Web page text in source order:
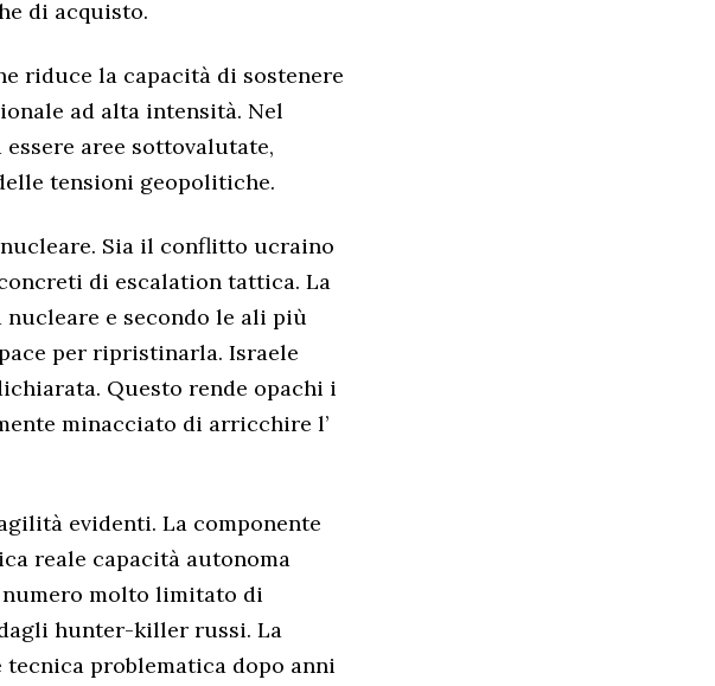
di acquisto.
riduce la capacità di sostenere
ad alta intensità. Nel
aree sottovalutate,
tensioni geopolitiche.
Sia il conflitto ucraino
di escalation tattica. La
e secondo le ali più
per ripristinarla. Israele
Questo rende opachi i
minacciato di arricchire l’
evidenti. La componente
reale capacità autonoma
molto limitato di
hunter-killer russi. La
problematica dopo anni